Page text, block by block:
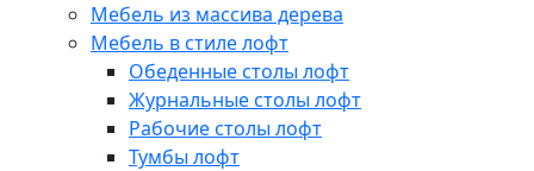
Мебель из массива дерева
Мебель в стиле лофт
Обеденные столы лофт
Журнальные столы лофт
Рабочие столы лофт
Тумбы лофт